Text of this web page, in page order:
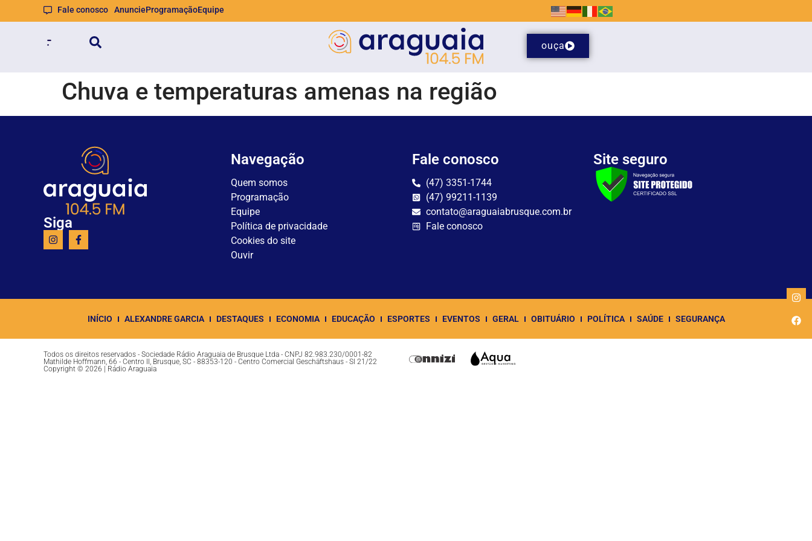
Fale conosco AnuncieProgramaçãoEquipe
ouça
Chuva e temperaturas amenas na região
Siga
Navegação
Quem somos
Programação
Equipe
Política de privacidade
Cookies do site
Ouvir
Fale conosco
(47) 3351-1744
(47) 99211-1139
contato@araguaiabrusque.com.br
Fale conosco
Site seguro
INÍCIO ALEXANDRE GARCIA DESTAQUES ECONOMIA EDUCAÇÃO ESPORTES EVENTOS GERAL OBITUÁRIO POLÍTICA SAÚDE SEGURANÇA
Todos os direitos reservados - Sociedade Rádio Araguaia de Brusque Ltda - CNPJ 82.983.230/0001-82
Mathilde Hoffmann, 66 - Centro II, Brusque, SC - 88353-120 - Centro Comercial Geschäftshaus - Sl 21/22
Copyright © 2026 | Rádio Araguaia